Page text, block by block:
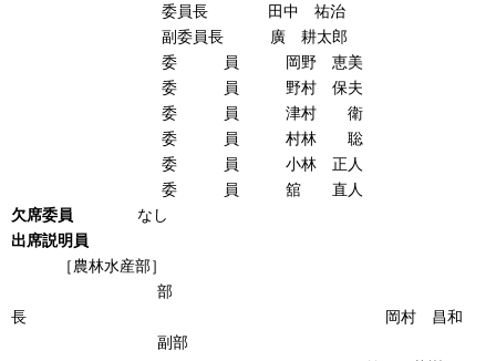
委員長 田中 祐治
副委員長 廣 耕太郎
委 員 岡野 恵美
委 員 野村 保夫
委 員 津村 衛
委 員 村林 聡
委 員 小林 正人
委 員 舘 直人
欠席委員 なし
出席説明員
［農林水産部］
部
長 岡村 昌和
副部